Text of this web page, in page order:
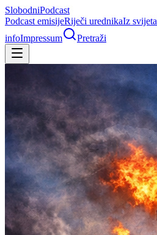
SlobodniPodcast
Podcast emisijeRiječi urednikaIz svijeta
infoImpressum Pretraži